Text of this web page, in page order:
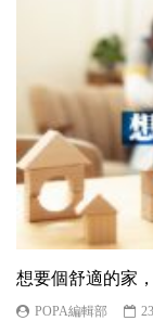
想要個舒適的家
POPA編輯部